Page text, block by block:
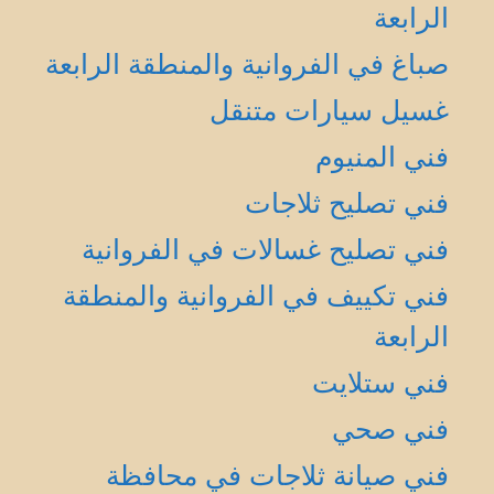
الرابعة
صباغ في الفروانية والمنطقة الرابعة
غسيل سيارات متنقل
فني المنيوم
فني تصليح ثلاجات
فني تصليح غسالات في الفروانية
فني تكييف في الفروانية والمنطقة
الرابعة
فني ستلايت
فني صحي
فني صيانة ثلاجات في محافظة